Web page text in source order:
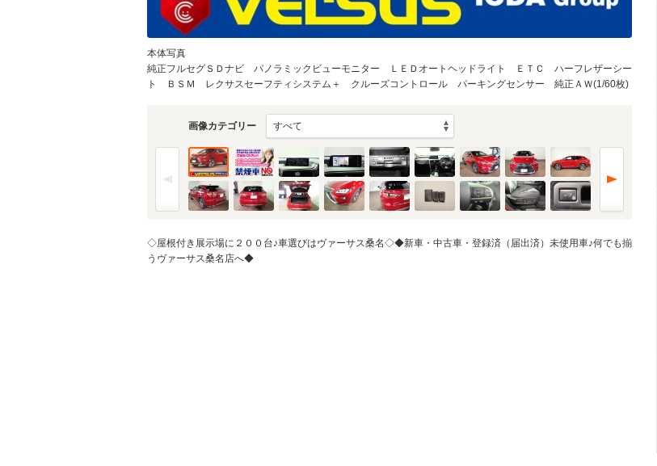
本体写真
純正フルセグＳＤナビ パノラミックビューモニター ＬＥＤオートヘッドライト ＥＴＣ ハーフレザーシー
ト ＢＳＭ レクサスセーフティシステム＋ クルーズコントロール パーキングセンサー 純正ＡＷ(1/60枚)
画像カテゴリー
◇屋根付き展示場に２００台♪車選びはヴァーサス桑名◇◆新車・中古車・登録済（届出済）未使用車♪何でも揃
うヴァーサス桑名店へ◆
支払回数・金利・ボーナス払い
支払回数 回
返済期間
金利 %
※金利は参考値です。実店舗での金利は異なる場合がありますのでご注意ください。